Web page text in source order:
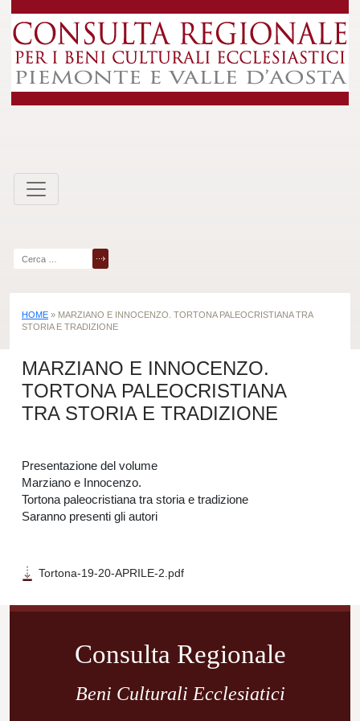
to
content
per:
HOME » MARZIANO E INNOCENZO. TORTONA PALEOCRISTIANA TRA
STORIA E TRADIZIONE
MARZIANO E INNOCENZO.
TORTONA PALEOCRISTIANA
TRA STORIA E TRADIZIONE
Presentazione del volume
Marziano e Innocenzo.
Tortona paleocristiana tra storia e tradizione
Saranno presenti gli autori
Tortona-19-20-APRILE-2.pdf
Navigazione
Consulta Regionale
Beni Culturali Ecclesiatici